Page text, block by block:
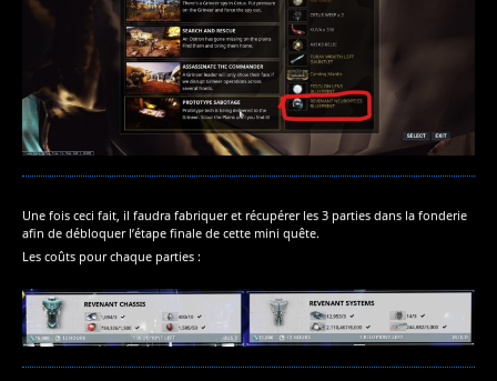
Une fois ceci fait, il faudra fabriquer et récupérer les 3 parties dans la fonderie
afin de débloquer l’étape finale de cette mini quête.
Les coûts pour chaque parties :